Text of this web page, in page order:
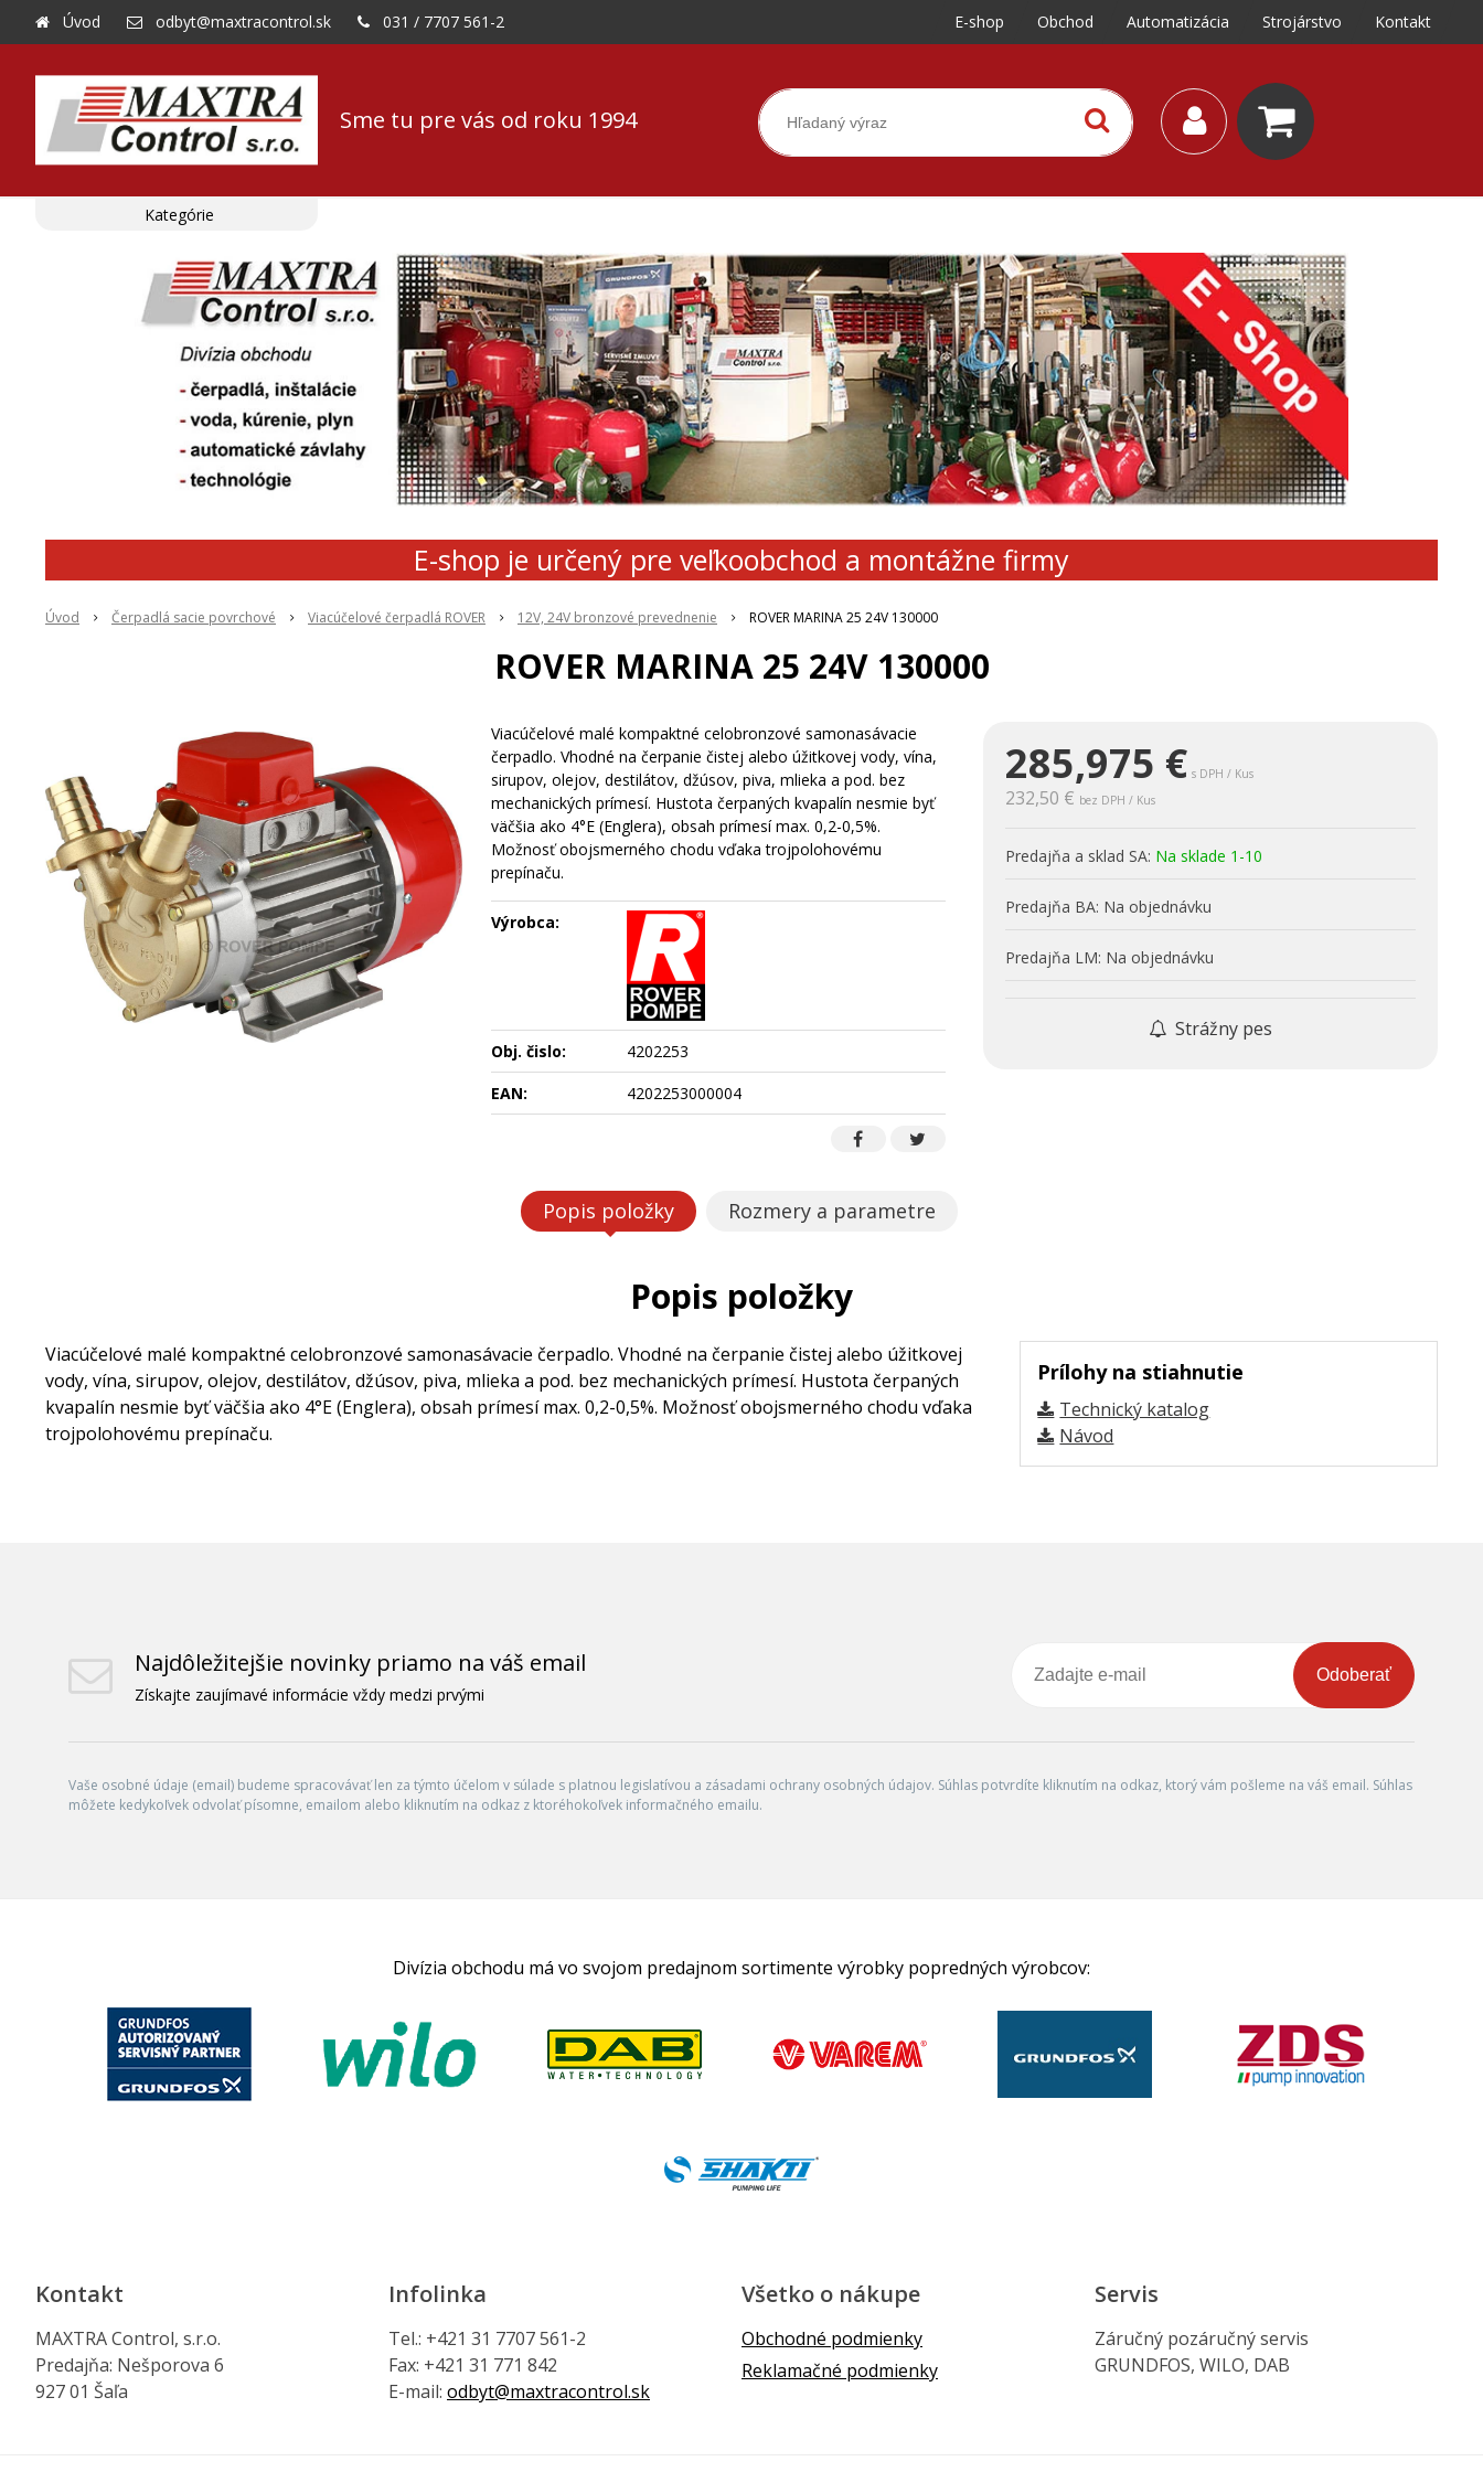
Sme tu pre vás od roku 1994
Úvod odbyt@maxtracontrol.sk 031 / 7707 561-2 E-shop Obchod Automatizácia Strojárstvo Kontakt
E-shop je určený pre veľkoobchod a montážne firmy
Úvod Čerpadlá sacie povrchové Viacúčelové čerpadlá ROVER 12V, 24V bronzové prevednenie ROVER MARINA 25 24V 130000
ROVER MARINA 25 24V 130000
285,975 € s DPH / Kus
232,50 € bez DPH / Kus
Predajňa a sklad SA: Na sklade 1-10
Predajňa BA: Na objednávku
Predajňa LM: Na objednávku
Strážny pes
Viacúčelové malé kompaktné celobronzové samonasávacie
čerpadlo. Vhodné na čerpanie čistej alebo úžitkovej vody, vína,
sirupov, olejov, destilátov, džúsov, piva, mlieka a pod. bez
mechanických prímesí. Hustota čerpaných kvapalín nesmie byť
väčšia ako 4°E (Englera), obsah prímesí max. 0,2-0,5%.
Možnosť obojsmerného chodu vďaka trojpolohovému
prepínaču.
Výrobca:
Obj. čislo:
4202253
EAN:
4202253000004
Popis položky Rozmery a parametre
Popis položky
Prílohy na stiahnutie
Technický katalog
Návod
Viacúčelové malé kompaktné celobronzové samonasávacie čerpadlo. Vhodné na čerpanie čistej alebo úžitkovej
vody, vína, sirupov, olejov, destilátov, džúsov, piva, mlieka a pod. bez mechanických prímesí. Hustota čerpaných
kvapalín nesmie byť väčšia ako 4°E (Englera), obsah prímesí max. 0,2-0,5%. Možnosť obojsmerného chodu vďaka
trojpolohovému prepínaču.
Kategórie
Najdôležitejšie novinky priamo na váš email
Získajte zaujímavé informácie vždy medzi prvými
Odoberať
Vaše osobné údaje (email) budeme spracovávať len za týmto účelom v súlade s platnou legislatívou a zásadami ochrany osobných údajov. Súhlas potvrdíte kliknutím na odkaz, ktorý vám pošleme na váš email. Súhlas
môžete kedykoľvek odvolať písomne, emailom alebo kliknutím na odkaz z ktoréhokoľvek informačného emailu.
Divízia obchodu má vo svojom predajnom sortimente výrobky popredných výrobcov:
Kontakt
MAXTRA Control, s.r.o.
Predajňa: Nešporova 6
927 01 Šaľa
Infolinka
Tel.: +421 31 7707 561-2
Fax: +421 31 771 842
E-mail: odbyt@maxtracontrol.sk
Všetko o nákupe
Obchodné podmienky
Reklamačné podmienky
Servis
Záručný pozáručný servis
GRUNDFOS, WILO, DAB